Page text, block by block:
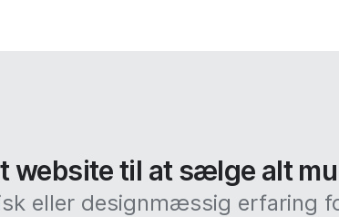
website til at sælge alt
eller designmæssig erfaring